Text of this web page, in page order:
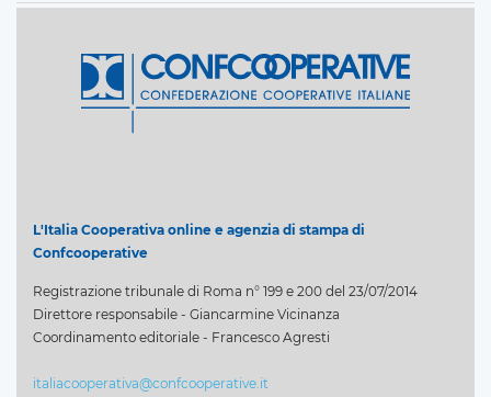
L'Italia Cooperativa online e agenzia di stampa di
Confcooperative
Registrazione tribunale di Roma n° 199 e 200 del 23/07/2014
Direttore responsabile - Giancarmine Vicinanza
Coordinamento editoriale - Francesco Agresti
italiacooperativa@confcooperative.it